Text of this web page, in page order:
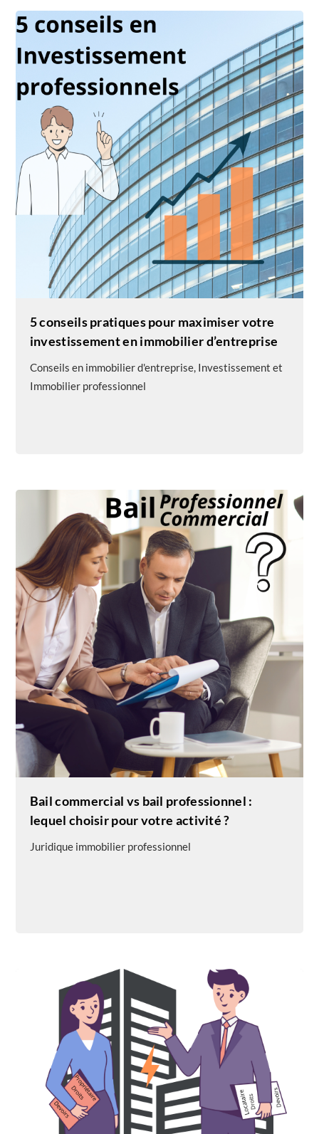
5 conseils pratiques pour maximiser votre
investissement en immobilier d’entreprise
Conseils en immobilier d'entreprise, Investissement et
Immobilier professionnel
Bail commercial vs bail professionnel :
lequel choisir pour votre activité ?
Juridique immobilier professionnel